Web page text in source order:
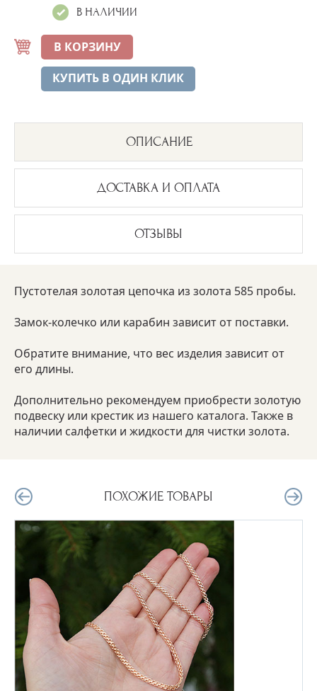
В НАЛИЧИИ
В КОРЗИНУ
КУПИТЬ В ОДИН КЛИК
ОПИСАНИЕ
ДОСТАВКА И ОПЛАТА
ОТЗЫВЫ
Пустотелая золотая цепочка из золота 585 пробы.
Замок-колечко или карабин зависит от поставки.
Обратите внимание, что вес изделия зависит от
его длины.
Дополнительно рекомендуем приобрести золотую
подвеску или крестик из нашего каталога. Также в
наличии салфетки и жидкости для чистки золота.
ПОХОЖИЕ ТОВАРЫ